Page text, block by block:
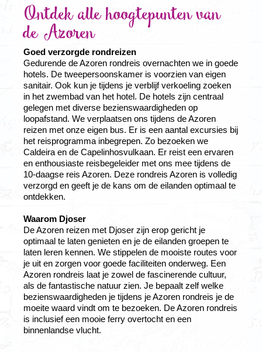
Ontdek alle hoogtepunten van
de Azoren
Goed verzorgde rondreizen
Gedurende de Azoren rondreis overnachten we in goede
hotels. De tweepersoonskamer is voorzien van eigen
sanitair. Ook kun je tijdens je verblijf verkoeling zoeken
in het zwembad van het hotel. De hotels zijn centraal
gelegen met diverse bezienswaardigheden op
loopafstand. We verplaatsen ons tijdens de Azoren
reizen met onze eigen bus. Er is een aantal excursies bij
het reisprogramma inbegrepen. Zo bezoeken we
Caldeira en de Capelinhosvulkaan. Er reist een ervaren
en enthousiaste reisbegeleider met ons mee tijdens de
10-daagse reis Azoren. Deze rondreis Azoren is volledig
verzorgd en geeft je de kans om de eilanden optimaal te
ontdekken.
Waarom Djoser
De Azoren reizen met Djoser zijn erop gericht je
optimaal te laten genieten en je de eilanden groepen te
laten leren kennen. We stippelen de mooiste routes voor
je uit en zorgen voor goede faciliteiten onderweg. Een
Azoren rondreis laat je zowel de fascinerende cultuur,
als de fantastische natuur zien. Je bepaalt zelf welke
bezienswaardigheden je tijdens je Azoren rondreis je de
moeite waard vindt om te bezoeken. De Azoren rondreis
is inclusief een mooie ferry overtocht en een
binnenlandse vlucht.